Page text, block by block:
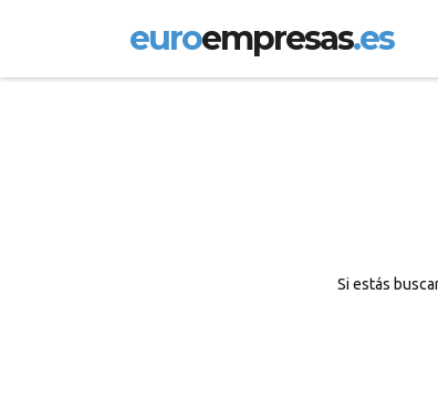
euroempresas.es
Si estás